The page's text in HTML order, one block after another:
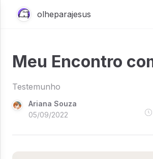
olheparajesus
Meu Encontro
Testemunho
Ariana Souza
05/09/2022